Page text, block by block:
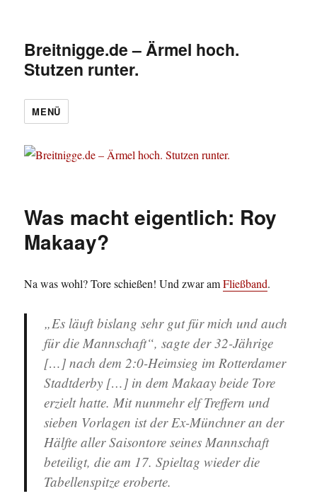
Breitnigge.de – Ärmel hoch.
Stutzen runter.
MENÜ
Was macht eigentlich: Roy
Makaay?
Na was wohl? Tore schießen! Und zwar amFließband.
„Es läuft bislang sehr gut für mich und auch
für die Mannschaft“, sagte der 32-Jährige
[…] nach dem 2:0-Heimsieg im Rotterdamer
Stadtderby […] in dem Makaay beide Tore
erzielt hatte. Mit nunmehr elf Treffern und
sieben Vorlagen ist der Ex-Münchner an der
Hälfte aller Saisontore seines Mannschaft
beteiligt, die am 17. Spieltag wieder die
Tabellenspitze eroberte.